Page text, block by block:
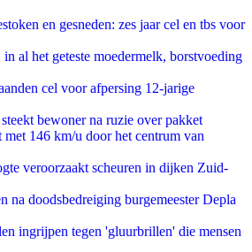
en gesneden: zes jaar cel en tbs voor
al het geteste moedermelk, borstvoeding
cel voor afpersing 12-jarige
bewoner na ruzie over pakket
met 146 km/u door het centrum van
veroorzaakt scheuren in dijken Zuid-
na doodsbedreiging burgemeester Depla
ingrijpen tegen 'gluurbrillen' die mensen